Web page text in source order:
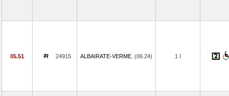
05.51 24915 ALBAIRATE-VERME. (06.24) 1 I